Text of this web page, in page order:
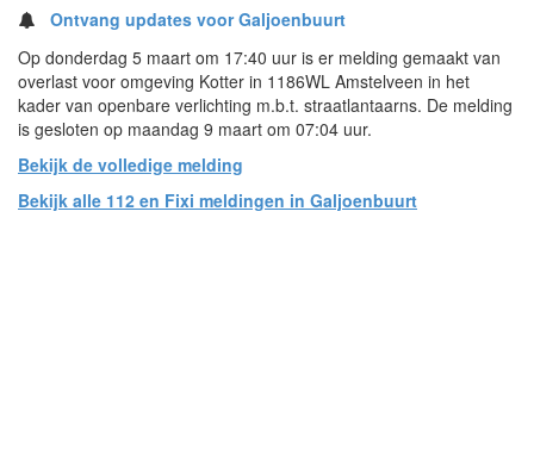
Ontvang updates voor Galjoenbuurt
Op donderdag 5 maart om 17:40 uur is er melding gemaakt van
overlast voor omgeving Kotter in 1186WL Amstelveen in het
kader van openbare verlichting m.b.t. straatlantaarns. De melding
is gesloten op maandag 9 maart om 07:04 uur.
Bekijk de volledige melding
Bekijk alle 112 en Fixi meldingen in Galjoenbuurt